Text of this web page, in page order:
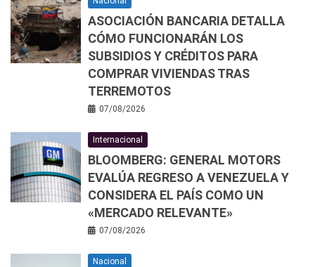
ASOCIACIÓN BANCARIA DETALLA
CÓMO FUNCIONARÁN LOS
SUBSIDIOS Y CRÉDITOS PARA
COMPRAR VIVIENDAS TRAS
TERREMOTOS
07/08/2026
Internacional
BLOOMBERG: GENERAL MOTORS
EVALÚA REGRESO A VENEZUELA Y
CONSIDERA EL PAÍS COMO UN
«MERCADO RELEVANTE»
07/08/2026
Nacional